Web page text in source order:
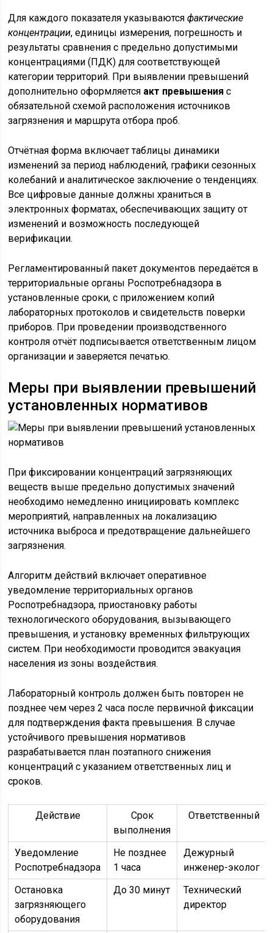
Для каждого показателя указываютсяфактические
концентрации, единицы измерения, погрешность и
результаты сравнения с предельно допустимыми
концентрациями (ПДК) для соответствующей
категории территорий. При выявлении превышений
дополнительно оформляется акт превышения с
обязательной схемой расположения источников
загрязнения и маршрута отбора проб.
Отчётная форма включает таблицы динамики
изменений за период наблюдений, графики сезонных
колебаний и аналитическое заключение о тенденциях.
Все цифровые данные должны храниться в
электронных форматах, обеспечивающих защиту от
изменений и возможность последующей
верификации.
Регламентированный пакет документов передаётся в
территориальные органы Роспотребнадзора в
установленные сроки, с приложением копий
лабораторных протоколов и свидетельств поверки
приборов. При проведении производственного
контроля отчёт подписывается ответственным лицом
организации и заверяется печатью.
Меры при выявлении превышений
установленных нормативов
При фиксировании концентраций загрязняющих
веществ выше предельно допустимых значений
необходимо немедленно инициировать комплекс
мероприятий, направленных на локализацию
источника выброса и предотвращение дальнейшего
загрязнения.
Алгоритм действий включает оперативное
уведомление территориальных органов
Роспотребнадзора, приостановку работы
технологического оборудования, вызывающего
превышения, и установку временных фильтрующих
систем. При необходимости проводится эвакуация
населения из зоны воздействия.
Лабораторный контроль должен быть повторен не
позднее чем через 2 часа после первичной фиксации
для подтверждения факта превышения. В случае
устойчивого превышения нормативов
разрабатывается план поэтапного снижения
концентраций с указанием ответственных лиц и
сроков.
Действие
Срок
выполнения
Ответственный
Уведомление
Роспотребнадзора
Не позднее
1 часа
Дежурный
инженер-эколог
Остановка
загрязняющего
оборудования
До 30 минут
Технический
директор